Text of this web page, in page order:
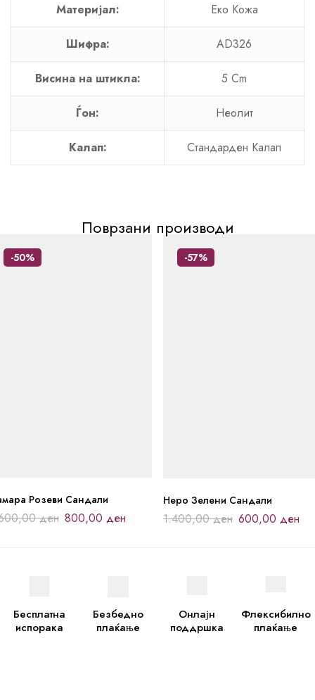
Материјал: Еко Кожa
Шифра: AD326
Висина на штикла: 5 Cm
Ѓон: Неолит
Калап: Стандарден Калап
Поврзани производи
-50%
Розеви Сандали
ден 800,00 ден
-57%
Неро Зелени Сандали
1.400,00ден 600,00 ден
Бесплатна
испорака
Безбедно
плаќање
Онлајн
поддршка
Флексибилно
плаќање